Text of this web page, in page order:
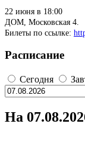
22 июня в 18:00
ДОМ, Московская 4.
Билеты по ссылке:
Расписание
Сегодня
На